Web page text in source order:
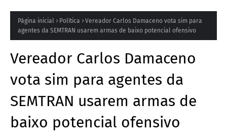
Página inicial Política
Vereador Carlos Damaceno vota sim para
agentes da SEMTRAN usarem armas de baixo potencial ofensivo
Vereador Carlos Damaceno
vota sim para agentes da
SEMTRAN usarem armas de
baixo potencial ofensivo